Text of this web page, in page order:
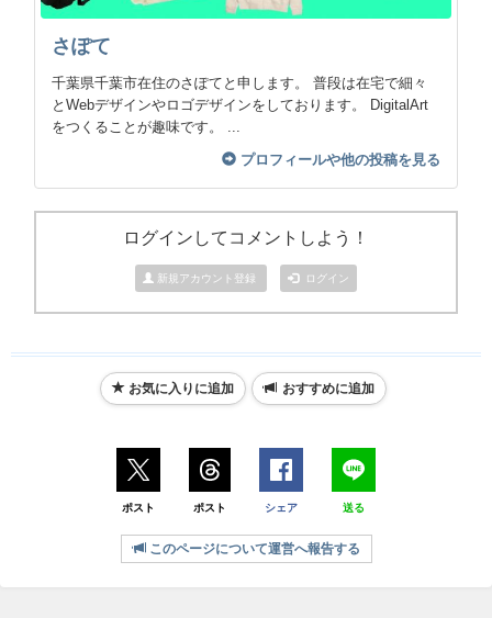
さぽて
千葉県千葉市在住のさぽてと申します。 普段は在宅で細々
とWebデザインやロゴデザインをしております。 DigitalArt
をつくることが趣味です。 ...
プロフィールや他の投稿を見る
ログインしてコメントしよう！
新規アカウント登録 ログイン
お気に入りに追加 おすすめに追加
ポスト ポスト シェア 送る
このページについて運営へ報告する